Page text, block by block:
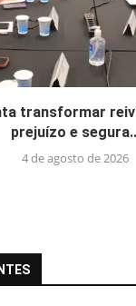
transformar
prejuízo e
4 de agosto de 2026